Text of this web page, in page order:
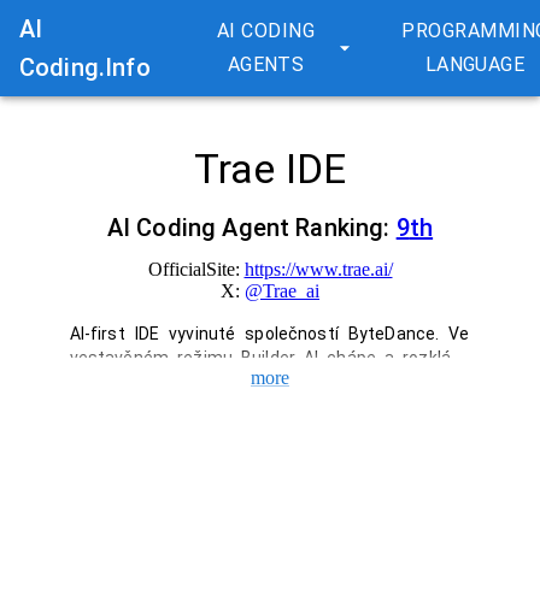
AI
Coding.Info
AI CODING
AGENTS
LANGUAGE
Trae IDE
AI Coding Agent Ranking: 9th
OfficialSite: https://www.trae.ai/
X: @Trae_ai
AI-first IDE vyvinuté společností ByteDance. Ve
vestavěném režimu Builder AI chápe a rozkládá
požadavek uživatele jako dlouhodobý kontext a
more